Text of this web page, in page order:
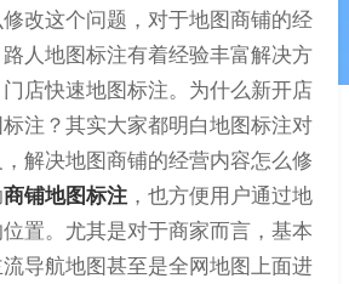
改这个问题，对于地图商铺的经
人地图标注有着经验丰富解决方
店快速地图标注。为什么新开店
注？其实大家都明白地图标注对
解决地图商铺的经营内容怎么修
商铺地图标注，也方便用户通过地
置。尤其是对于商家而言，基本
导航地图甚至是全网地图上面进